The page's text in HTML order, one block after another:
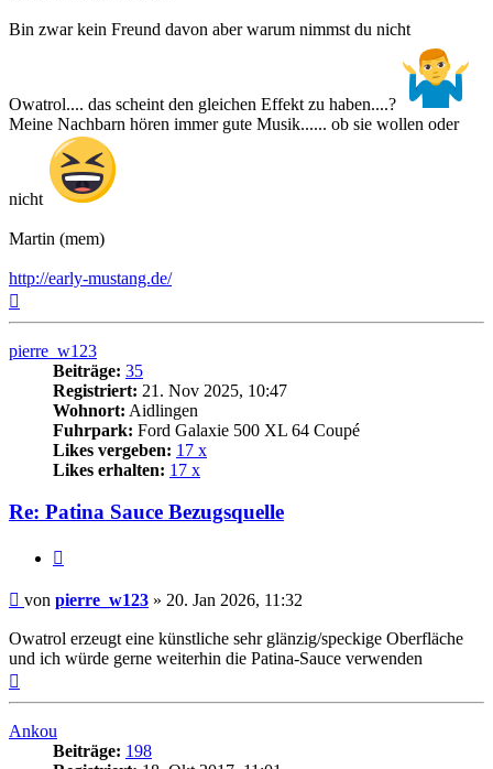
Bin zwar kein Freund davon aber warum nimmst du nicht
Owatrol.... das scheint den gleichen Effekt zu haben....?
Meine Nachbarn hören immer gute Musik...... ob sie wollen oder
nicht
Martin (mem)
http://early-mustang.de/
pierre_w123
Beiträge: 35
Registriert: 21. Nov 2025, 10:47
Wohnort: Aidlingen
Fuhrpark: Ford Galaxie 500 XL 64 Coupé
Likes vergeben: 17 x
Likes erhalten: 17 x
Re: Patina Sauce Bezugsquelle
Beitrag
von pierre_w123 » 20. Jan 2026, 11:32
Owatrol erzeugt eine künstliche sehr glänzig/speckige Oberfläche
und ich würde gerne weiterhin die Patina-Sauce verwenden
Ankou
Beiträge: 198